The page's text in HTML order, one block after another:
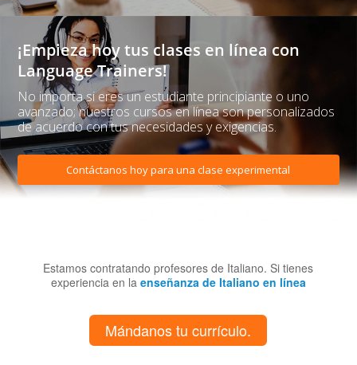
¡Empieza hoy tus clases en línea con
Language Trainers!
No importa si eres un estudiante principiante o uno
avanzado; nuestros cursos en línea son personalizados
de acuerdo con tus necesidades y exigencias.
Contáctanos hoy para una clase experimental
Estamos contratando profesores de Italiano. Si tienes
experiencia en la enseñanza de Italiano en línea
Mándanos tu currículo.